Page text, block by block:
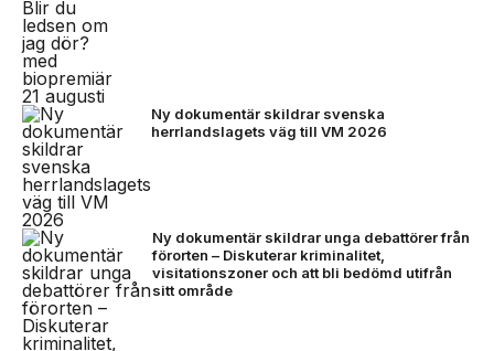
Ny dokumentär skildrar svenska
herrlandslagets väg till VM 2026
Ny dokumentär skildrar unga debattörer från
förorten – Diskuterar kriminalitet,
visitationszoner och att bli bedömd utifrån
sitt område